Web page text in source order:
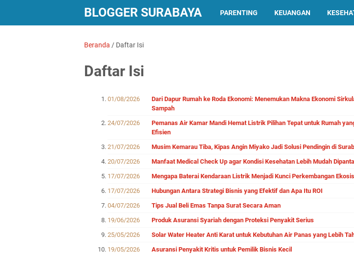
BLOGGER SURABAYA PARENTING KEUANGAN
Beranda / Daftar Isi
Daftar Isi
01/08/2026
Dari Dapur Rumah ke Roda Ekonomi: Menemukan Makna Ekonomi
Sampah
24/07/2026
Pemanas Air Kamar Mandi Hemat Listrik Pilihan Tepat untuk Rumah
Efisien
21/07/2026
Musim Kemarau Tiba, Kipas Angin Miyako Jadi Solusi Pendingin di
20/07/2026
Manfaat Medical Check Up agar Kondisi Kesehatan Lebih Mudah
17/07/2026
Mengapa Baterai Kendaraan Listrik Menjadi Kunci Perkembangan
17/07/2026
Hubungan Antara Strategi Bisnis yang Efektif dan Apa Itu ROI
04/07/2026
Tips Jual Beli Emas Tanpa Surat Secara Aman
19/06/2026
Produk Asuransi Syariah dengan Proteksi Penyakit Serius
25/05/2026
Solar Water Heater Anti Karat untuk Kebutuhan Air Panas yang Lebih
19/05/2026
Asuransi Penyakit Kritis untuk Pemilik Bisnis Kecil